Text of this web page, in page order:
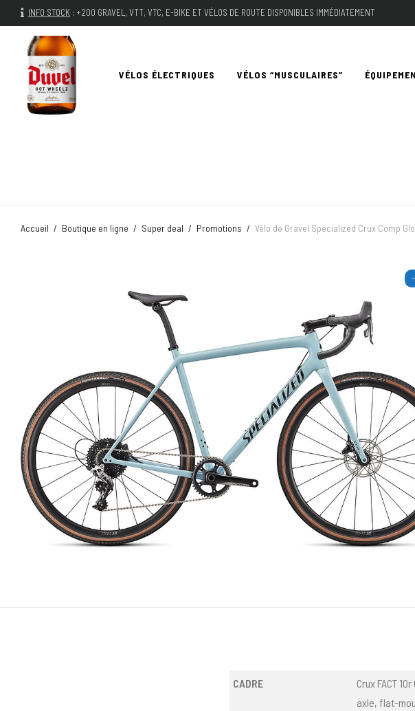
INFO STOCK : +200 GRAVEL, VTT, VTC, E-BIKE ET VÉLOS DE ROUTE DISPONIBLES IMMÉDIATEMENT
VÉLOS ÉLECTRIQUES VÉLOS “MUSCULAIRES”
Accueil / Boutique en ligne / Super deal / Promotions / Vélo de Gravel Specialized Crux Comp
CADRE
Crux FACT
axle, flat-